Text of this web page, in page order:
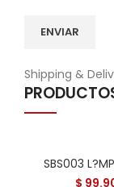
Shipping &
SBS003
$